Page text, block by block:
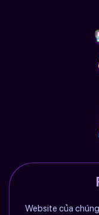
Website của